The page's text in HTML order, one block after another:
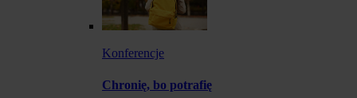
Konferencje
Chronię, bo potrafię